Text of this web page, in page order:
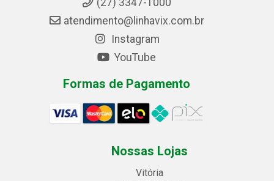
atendimento@linhavix.com.br
Instagram
YouTube
Formas de Pagamento
Nossas Lojas
Vitória